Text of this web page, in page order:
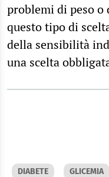
problemi di peso
questo tipo di
della sensibilità
una scelta
DIABETE GLICEMIA